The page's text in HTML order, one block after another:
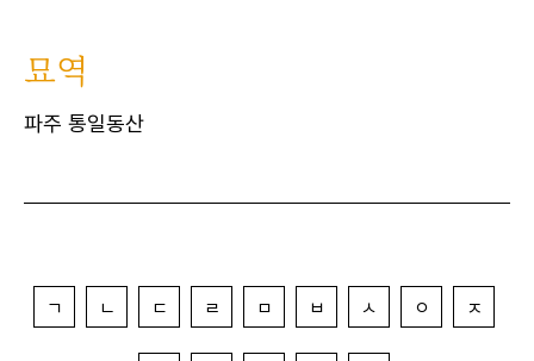
묘역
파주 통일동산
ㄱ ㄴ ㄷ ㄹ ㅁ ㅂ ㅅ ㅇ ㅈ